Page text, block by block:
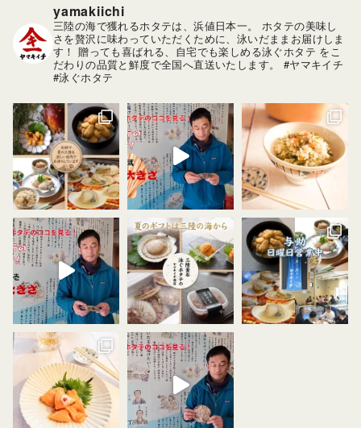
yamakiichi
三陸の海で獲れるホタテは、浜値日本一。
ホタテの美味し
さを贅沢に味わっていただくために、泳いだままお届けしま
す！ 贈っても喜ばれる、自宅でも楽しめる泳ぐホタテ をこ
だわりの品質と鮮度で全国へ直送いたします。
#ヤマキイチ
#泳ぐホタテ